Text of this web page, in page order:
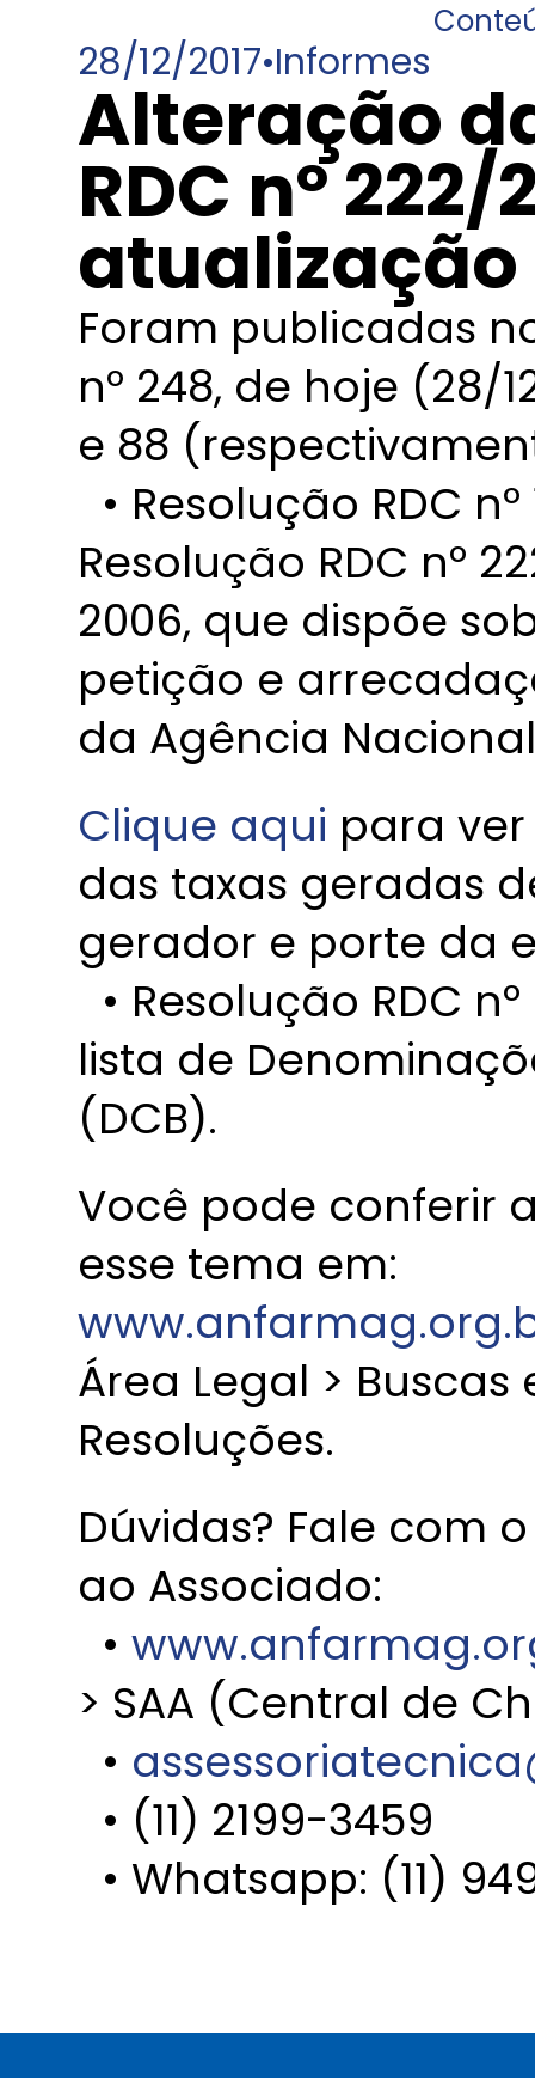
28/12/2017•Informes
Alteração
RDC nº
atualização
Foram publicadas
nº 248, de hoje (28/
e 88
• Resolução RDC
Resolução RDC nº
2006, que dispõe
petição e
da Agência
Clique aqui para
das taxas geradas
gerador e porte da
• Resolução RDC
lista de
(DCB).
Você pode conferir
esse tema em:
Área Legal > Buscas
Resoluções.
Dúvidas? Fale com
ao Associado:
•
> SAA (Central de
•
• (11) 2199-3459
• Whatsapp: (11)